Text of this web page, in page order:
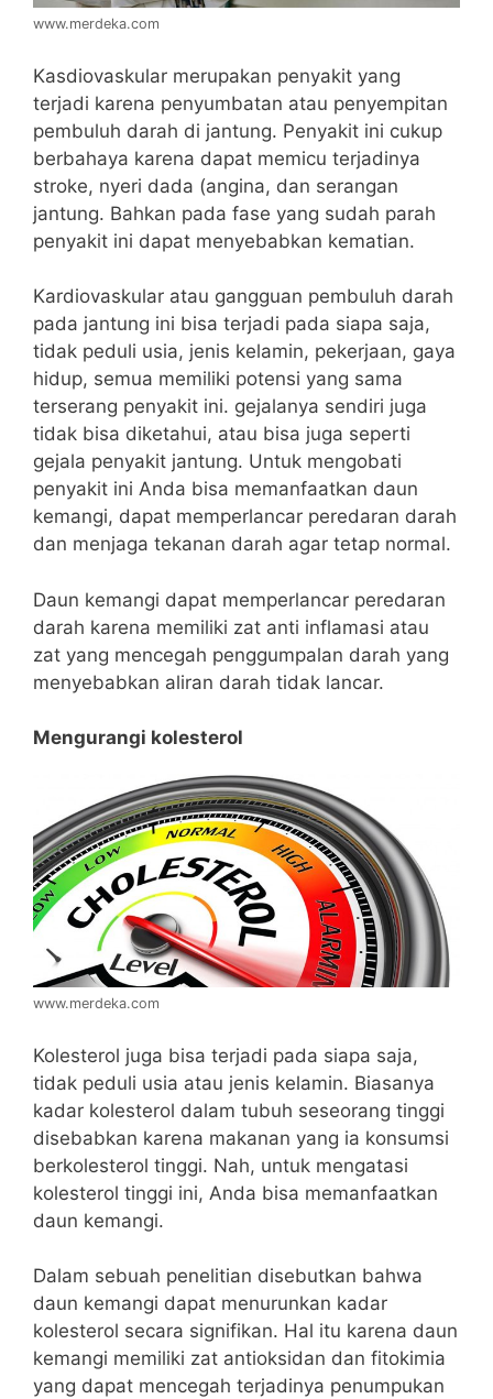
www.merdeka.com
Kasdiovaskular merupakan penyakit yang
terjadi karena penyumbatan atau penyempitan
pembuluh darah di jantung. Penyakit ini cukup
berbahaya karena dapat memicu terjadinya
stroke, nyeri dada (angina, dan serangan
jantung. Bahkan pada fase yang sudah parah
penyakit ini dapat menyebabkan kematian.
Kardiovaskular atau gangguan pembuluh darah
pada jantung ini bisa terjadi pada siapa saja,
tidak peduli usia, jenis kelamin, pekerjaan, gaya
hidup, semua memiliki potensi yang sama
terserang penyakit ini. gejalanya sendiri juga
tidak bisa diketahui, atau bisa juga seperti
gejala penyakit jantung. Untuk mengobati
penyakit ini Anda bisa memanfaatkan daun
kemangi, dapat memperlancar peredaran darah
dan menjaga tekanan darah agar tetap normal.
Daun kemangi dapat memperlancar peredaran
darah karena memiliki zat anti inflamasi atau
zat yang mencegah penggumpalan darah yang
menyebabkan aliran darah tidak lancar.
Mengurangi kolesterol
www.merdeka.com
Kolesterol juga bisa terjadi pada siapa saja,
tidak peduli usia atau jenis kelamin. Biasanya
kadar kolesterol dalam tubuh seseorang tinggi
disebabkan karena makanan yang ia konsumsi
berkolesterol tinggi. Nah, untuk mengatasi
kolesterol tinggi ini, Anda bisa memanfaatkan
daun kemangi.
Dalam sebuah penelitian disebutkan bahwa
daun kemangi dapat menurunkan kadar
kolesterol secara signifikan. Hal itu karena daun
kemangi memiliki zat antioksidan dan fitokimia
yang dapat mencegah terjadinya penumpukan